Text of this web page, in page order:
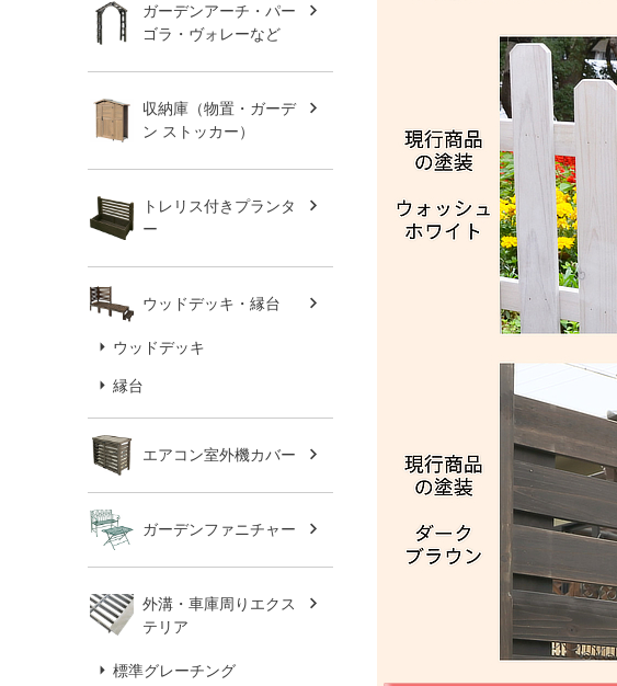
ガーデンアーチ・パー
ゴラ・ヴォレーなど
収納庫（物置・ガーデ
ン ストッカー）
トレリス付きプランタ
ー
ウッドデッキ・縁台
ウッドデッキ
縁台
エアコン室外機カバー
ガーデンファニチャー
外溝・車庫周りエクス
テリア
標準グレーチング